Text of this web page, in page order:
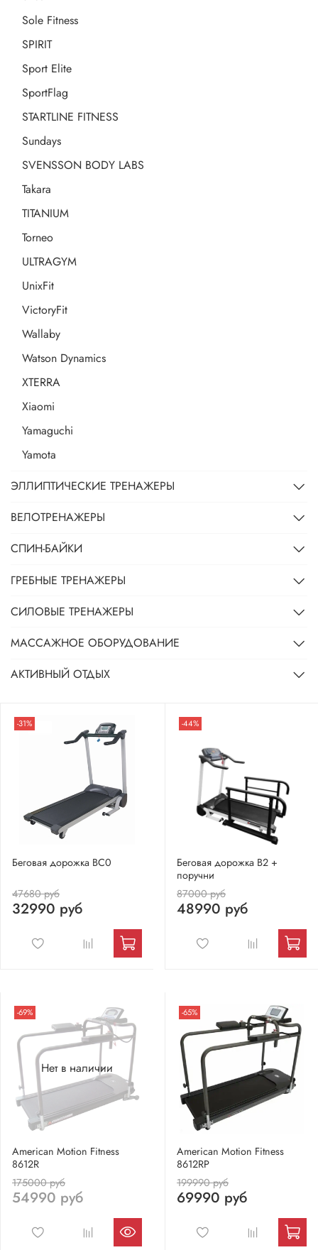
-31%
Беговая дорожка BC0
47680 руб
32990 руб
-44%
Беговая дорожка В2 +
поручни
87000 руб
48990 руб
Нет в наличии
-69%
American Motion Fitness
8612R
175000 руб
54990 руб
-65%
American Motion Fitness
8612RP
199990 руб
69990 руб
Sole Fitness
SPIRIT
Sport Elite
SportFlag
STARTLINE FITNESS
Sundays
SVENSSON BODY LABS
Takara
TITANIUM
Torneo
ULTRAGYM
UnixFit
VictoryFit
Wallaby
Watson Dynamics
XTERRA
Xiaomi
Yamaguchi
Yamota
ЭЛЛИПТИЧЕСКИЕ ТРЕНАЖЕРЫ
ВЕЛОТРЕНАЖЕРЫ
СПИН-БАЙКИ
ГРЕБНЫЕ ТРЕНАЖЕРЫ
СИЛОВЫЕ ТРЕНАЖЕРЫ
МАССАЖНОЕ ОБОРУДОВАНИЕ
АКТИВНЫЙ ОТДЫХ